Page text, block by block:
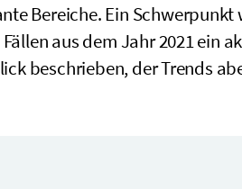
Bereiche. Ein
aus dem Jahr 2021 ein
beschrieben, der Trends